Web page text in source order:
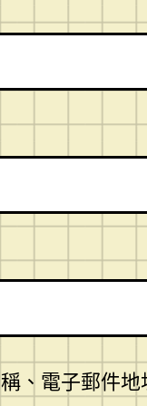
、電子郵件